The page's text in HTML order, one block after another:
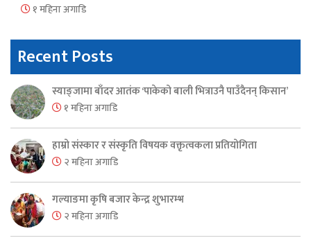
१ महिना अगाडि
Recent Posts
स्याङ्जामा बाँदर आतंक ‘पाकेको बाली भित्राउनै पाउँदैनन् किसान’
१ महिना अगाडि
हाम्रो संस्कार र संस्कृति विषयक वक्तृत्वकला प्रतियोगिता
२ महिना अगाडि
गल्याङमा कृषि बजार केन्द्र शुभारम्भ
२ महिना अगाडि